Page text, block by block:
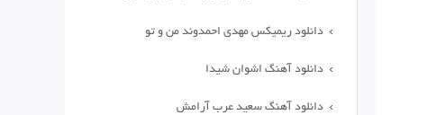
دانلود ریمیکس مهدی احمدوند من و تو
دانلود آهنگ اشوان شیدا
دانلود آهنگ سعید عرب آرامش